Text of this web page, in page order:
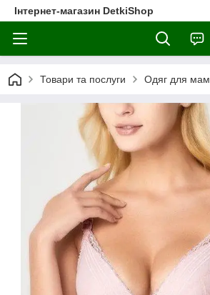
Інтернет-магазин DetkiShop
Товари та послуги Одяг для мам